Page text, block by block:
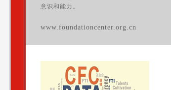
意识和能力。
www.foundationcenter.org.cn